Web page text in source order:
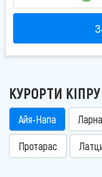
КУРОРТИ КІПРУ
Айя-Напа
Протарас